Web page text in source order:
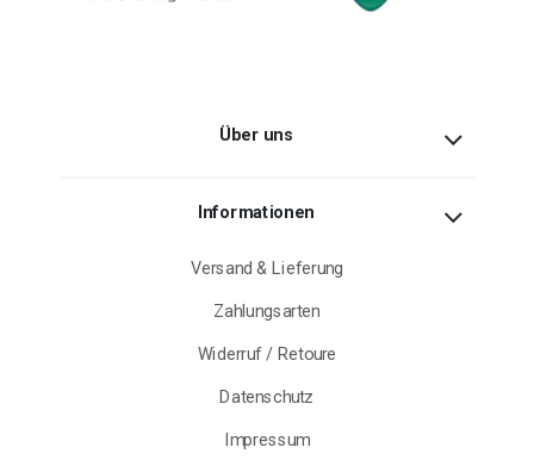
Über uns
Informationen
Versand & Lieferung
Zahlungsarten
Widerruf / Retoure
Datenschutz
Impressum